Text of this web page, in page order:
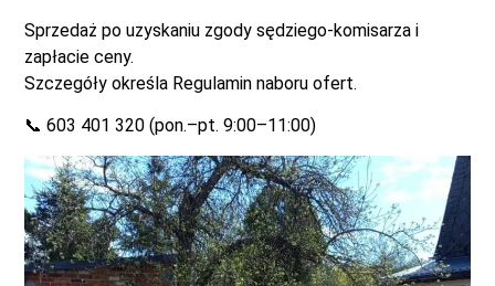
Sprzedaż po uzyskaniu zgody sędziego-komisarza i
zapłacie ceny.
Szczegóły określa Regulamin naboru ofert.
📞 603 401 320 (pon.–pt. 9:00–11:00)